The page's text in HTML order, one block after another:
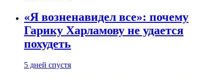
«Я возненавидел все»: почему
Гарику Харламову не удается
похудеть
5 дней спустя